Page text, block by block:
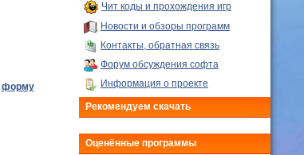
форму
Чит коды и прохождения игр
Новости и обзоры программ
Контакты, обратная связь
Форум обсуждения софта
Информация о проекте
Рекомендуем скачать
Оценённые программы